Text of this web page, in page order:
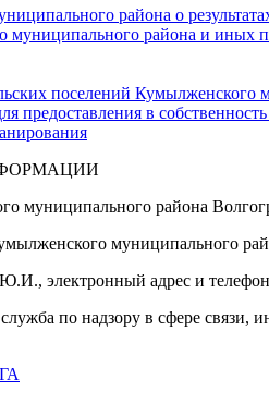
района о
района и иных
поселений Кумылженского
предоставления в
муниципального района
муниципального
электронный адрес и
по надзору в сфере